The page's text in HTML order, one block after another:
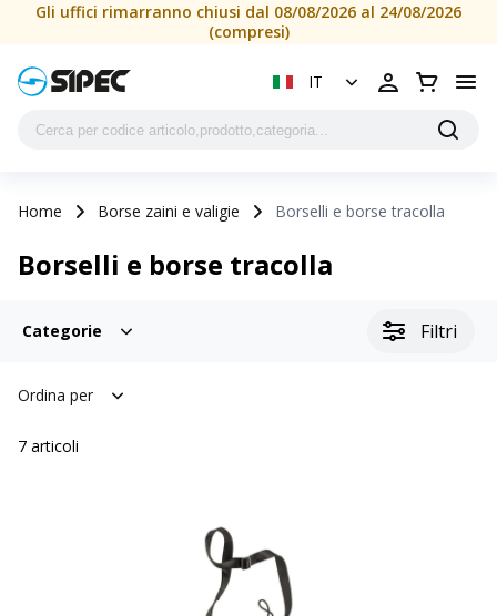
Gli uffici rimarranno chiusi dal 08/08/2026 al 24/08/2026
(compresi)
IT
Home Borse zaini e valigie Borselli e borse tracolla
Borselli e borse tracolla
Categorie Filtri
Ordina per
7 articoli